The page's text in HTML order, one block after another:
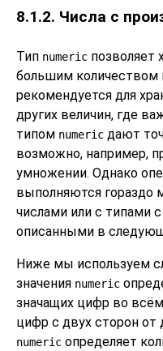
8.1.2. Числа с
Тип numeric позволяет
большим количеством
рекомендуется для
других величин, где
типом numeric дают
возможно, например,
умножении. Однако
выполняются гораздо
числами или с типами
описанными в
Ниже мы используем
значения numeric
значащих цифр во
цифр с двух сторон от
numeric определяет